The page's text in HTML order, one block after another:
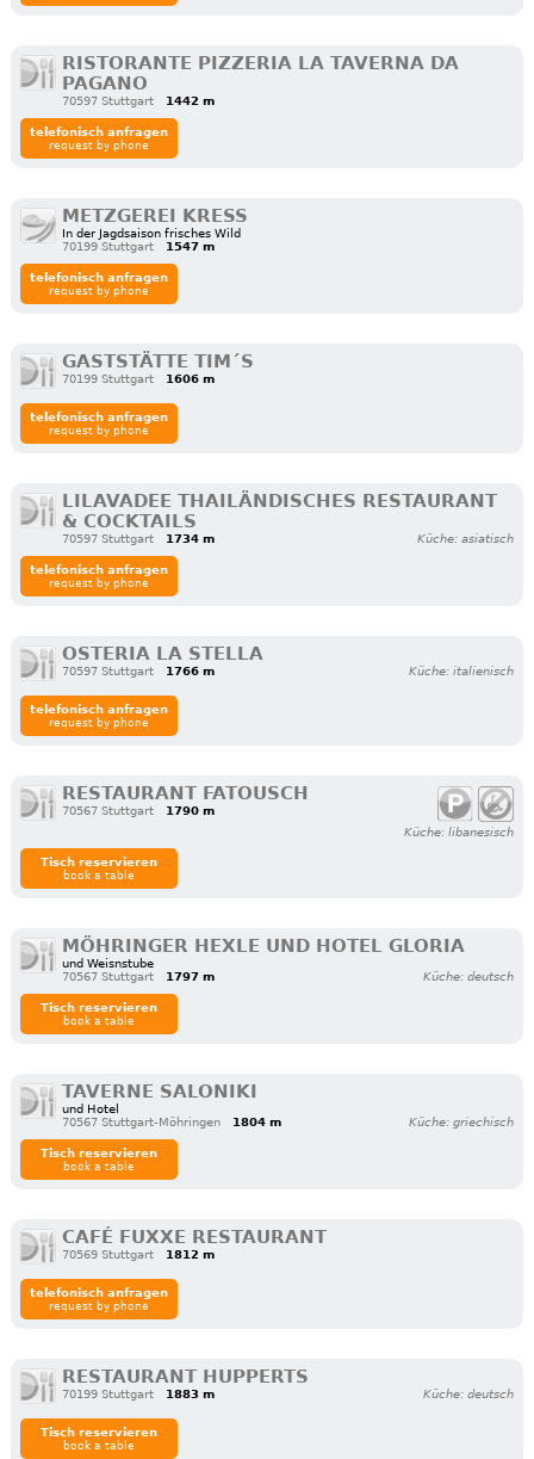
RISTORANTE PIZZERIA LA TAVERNA DA
PAGANO
70597 Stuttgart 1442 m
telefonisch anfragen
request by phone
METZGEREI KRESS
In der Jagdsaison frisches Wild
70199 Stuttgart
1547 m
telefonisch anfragen
request by phone
GASTSTÄTTE TIM´S
70199 Stuttgart 1606 m
telefonisch anfragen
request by phone
LILAVADEE THAILÄNDISCHES RESTAURANT
& COCKTAILS
70597 Stuttgart 1734 m Küche: asiatisch
telefonisch anfragen
request by phone
OSTERIA LA STELLA
70597 Stuttgart 1766 m Küche: italienisch
telefonisch anfragen
request by phone
RESTAURANT FATOUSCH
70567 Stuttgart
1790 m
Küche: libanesisch
Tisch reservieren
book a table
MÖHRINGER HEXLE UND HOTEL GLORIA
und Weisnstube
70567 Stuttgart
1797 m Küche: deutsch
Tisch reservieren
book a table
TAVERNE SALONIKI
und Hotel
70567 Stuttgart-Möhringen
1804 m Küche: griechisch
Tisch reservieren
book a table
CAFÉ FUXXE RESTAURANT
70569 Stuttgart 1812 m
telefonisch anfragen
request by phone
RESTAURANT HUPPERTS
70199 Stuttgart 1883 m Küche: deutsch
Tisch reservieren
book a table